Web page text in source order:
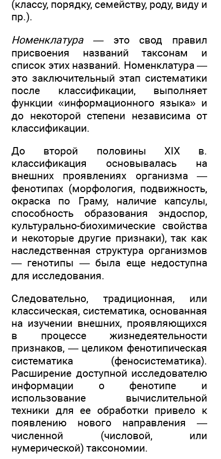
(классу, порядку, семейству, роду, виду и
пр.).
Номенклатура —это свод правил
присвоения названий таксонам и
список этих названий. Номенклатура —
это заключительный этап систематики
после классификации, выполняет
функции «информационного языка» и
до некоторой степени независима от
классификации.
До второй половины XIX в.
классификация основывалась на
внешних проявлениях организма —
фенотипах (морфология, подвижность,
окраска по Граму, наличие капсулы,
способность образования эндоспор,
культурально-биохимические свойства
и некоторые другие признаки), так как
наследственная структура организмов
— генотипы — была еще недоступна
для исследования.
Следовательно, традиционная, или
классическая, систематика, основанная
на изучении внешних, проявляющихся
в процессе жизнедеятельности
признаков, — целиком фенотипическая
систематика (феносистематика).
Расширение доступной исследователю
информации о фенотипе и
использование вычислительной
техники для ее обработки привело к
появлению нового направления —
численной (числовой, или
нумерической) таксономии.